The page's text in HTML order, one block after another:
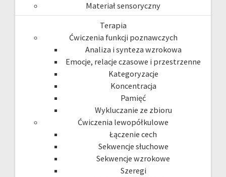
Materiał sensoryczny
Terapia
Ćwiczenia funkcji poznawczych
Analiza i synteza wzrokowa
Emocje, relacje czasowe i przestrzenne
Kategoryzacje
Koncentracja
Pamięć
Wykluczanie ze zbioru
Ćwiczenia lewopółkulowe
Łączenie cech
Sekwencje słuchowe
Sekwencje wzrokowe
Szeregi